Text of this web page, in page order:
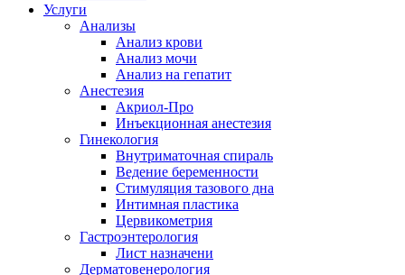
Услуги
Анализы
Анализ крови
Анализ мочи
Анализ на гепатит
Анестезия
Акриол-Про
Инъекционная анестезия
Гинекология
Внутриматочная спираль
Ведение беременности
Стимуляция тазового дна
Интимная пластика
Цервикометрия
Гастроэнтерология
Лист назначени
Дерматовенерология